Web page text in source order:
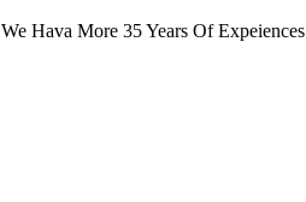
We Hava More 35 Years Of Expeiences